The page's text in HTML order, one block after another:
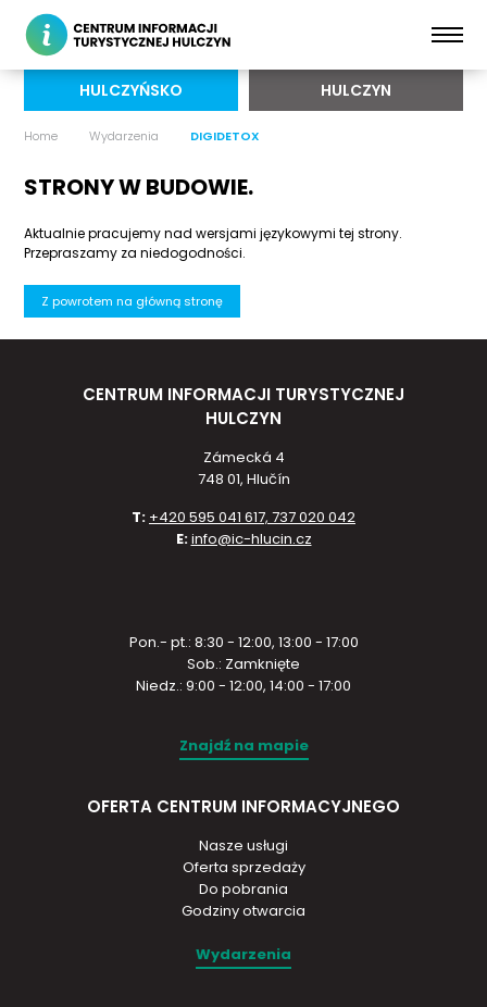
HULCZYŃSKO HULCZYN
Home Wydarzenia DIGIDETOX
STRONY W BUDOWIE.
Aktualnie pracujemy nad wersjami językowymi tej strony.
Przepraszamy za niedogodności.
Z powrotem na główną stronę
CENTRUM INFORMACJI TURYSTYCZNEJ
HULCZYN
Zámecká 4
748 01, Hlučín
T: +420 595 041 617, 737 020 042
E:info@ic-hlucin.cz
Pon.- pt.: 8:30 - 12:00, 13:00 - 17:00
Sob.: Zamknięte
Niedz.: 9:00 - 12:00, 14:00 - 17:00
Znajdź na mapie
OFERTA CENTRUM INFORMACYJNEGO
Nasze usługi
Oferta sprzedaży
Do pobrania
Godziny otwarcia
Wydarzenia